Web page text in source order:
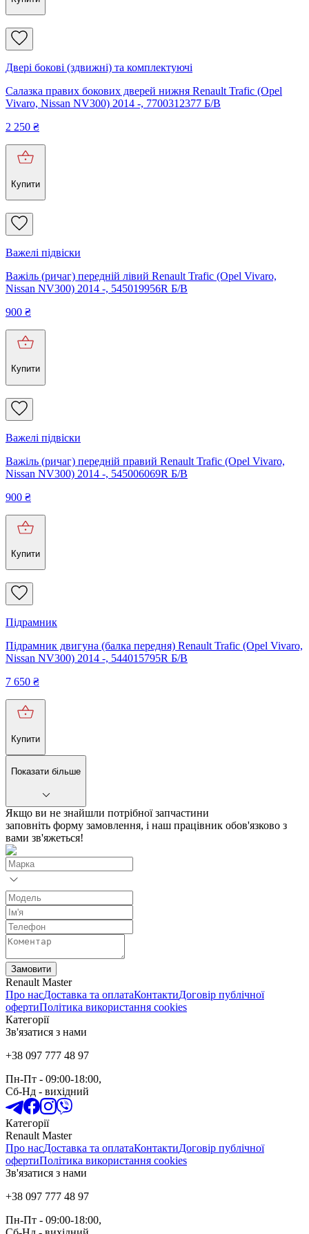
Двері бокові (здвижні) та комплектуючі
Салазка правих бокових дверей нижня Renault Trafic (Opel
Vivaro, Nissan NV300) 2014 -, 7700312377 Б/В
2 250 ₴
Купити
Важелі підвіски
Важіль (ричаг) передній лівий Renault Trafic (Opel Vivaro,
Nissan NV300) 2014 -, 545019956R Б/В
900 ₴
Купити
Важелі підвіски
Важіль (ричаг) передній правий Renault Trafic (Opel Vivaro,
Nissan NV300) 2014 -, 545006069R Б/В
900 ₴
Купити
Підрамник
Підрамник двигуна (балка передня) Renault Trafic (Opel Vivaro,
Nissan NV300) 2014 -, 544015795R Б/В
7 650 ₴
Купити
Показати більше
Якщо ви не знайшли потрібної запчастини
заповніть форму замовлення, і наш працівник обов'язково з
вами зв'яжеться!
Замовити
Renault Master
Про насДоставка та оплатаКонтактиДоговір публічної
офертиПолітика використання cookies
Категорії
Зв'язатися з нами
+38 097 777 48 97
Пн-Пт - 09:00-18:00,
Сб-Нд - вихідний
Категорії
Renault Master
Про насДоставка та оплатаКонтактиДоговір публічної
офертиПолітика використання cookies
Зв'язатися з нами
+38 097 777 48 97
Пн-Пт - 09:00-18:00,